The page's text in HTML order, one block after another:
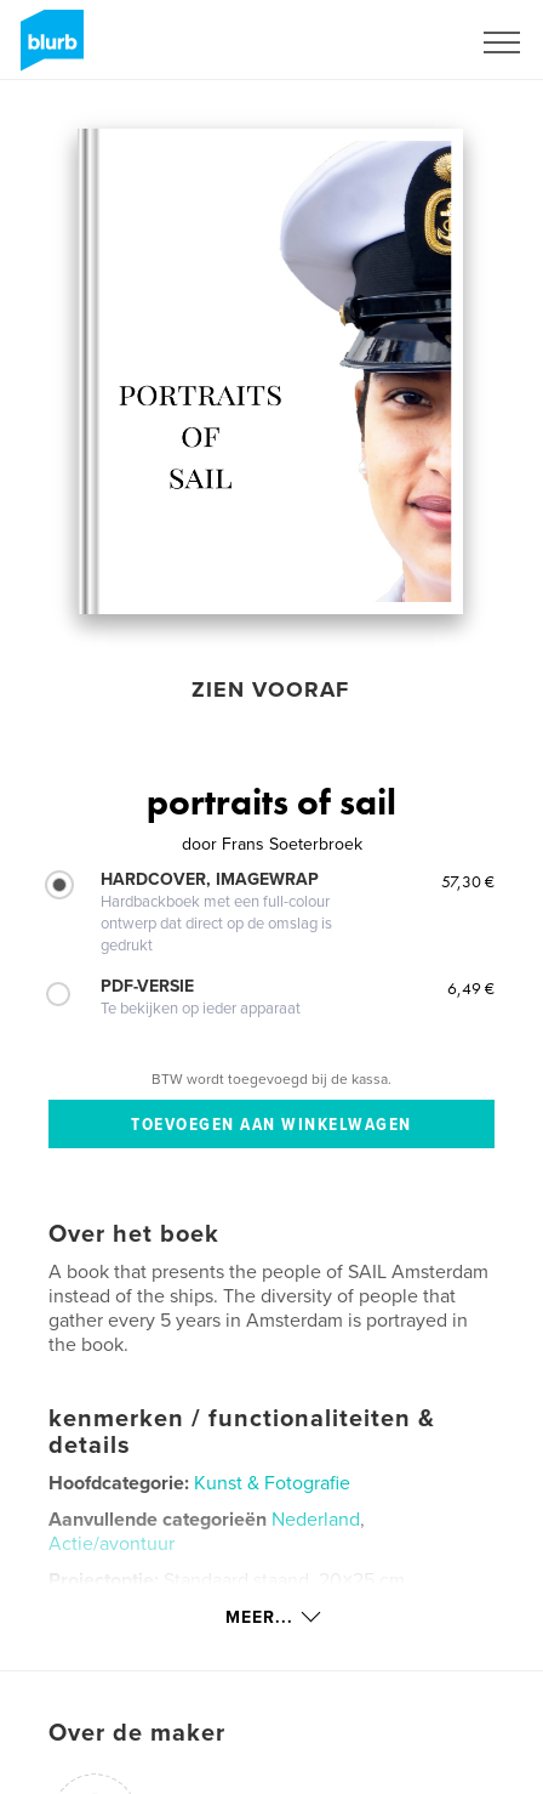
ZIEN VOORAF
portraits of sail
door Frans Soeterbroek
HARDCOVER, IMAGEWRAP
Hardbackboek met een full-colour
ontwerp dat direct op de omslag is
gedrukt
57,30 €
PDF-VERSIE
Te bekijken op ieder apparaat
6,49 €
BTW wordt toegevoegd bij de kassa.
Over het boek
A book that presents the people of SAIL Amsterdam
instead of the ships. The diversity of people that
gather every 5 years in Amsterdam is portrayed in
the book.
kenmerken / functionaliteiten &
details
Hoofdcategorie: Kunst & Fotografie
Aanvullende categorieën Nederland,
Actie/avontuur
Projectoptie:
Standaard staand, 20×25 cm
,
MEER...
Over de maker